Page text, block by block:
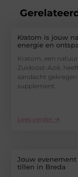
Kratom is jouw
energie en
Kratom, een
Zuidoost-Azië,
aandacht gekregen
supplement.
Lees verder ➜
Jouw
tillen in Breda